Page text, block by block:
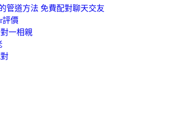
管道方法 免費配對聊天交友
評價
一相親